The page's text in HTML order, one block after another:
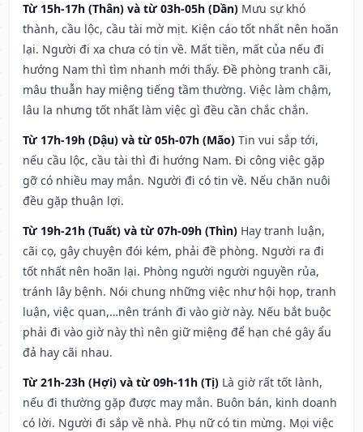
Từ 15h-17h (Thân) và từ 03h-05h (Dần) Mưu sự khó
thành, cầu lộc, cầu tài mờ mịt. Kiện cáo tốt nhất nên hoãn
lại. Người đi xa chưa có tin về. Mất tiền, mất của nếu đi
hướng Nam thì tìm nhanh mới thấy. Đề phòng tranh cãi,
mâu thuẫn hay miệng tiếng tầm thường. Việc làm chậm,
lâu la nhưng tốt nhất làm việc gì đều cần chắc chắn.
Từ 17h-19h (Dậu) và từ 05h-07h (Mão) Tin vui sắp tới,
nếu cầu lộc, cầu tài thì đi hướng Nam. Đi công việc gặp
gỡ có nhiều may mắn. Người đi có tin về. Nếu chăn nuôi
đều gặp thuận lợi.
Từ 19h-21h (Tuất) và từ 07h-09h (Thìn) Hay tranh luận,
cãi cọ, gây chuyện đói kém, phải đề phòng. Người ra đi
tốt nhất nên hoãn lại. Phòng người người nguyền rủa,
tránh lây bệnh. Nói chung những việc như hội họp, tranh
luận, việc quan,…nên tránh đi vào giờ này. Nếu bắt buộc
phải đi vào giờ này thì nên giữ miệng để hạn ché gây ẩu
đả hay cãi nhau.
Từ 21h-23h (Hợi) và từ 09h-11h (Tị) Là giờ rất tốt lành,
nếu đi thường gặp được may mắn. Buôn bán, kinh doanh
có lời. Người đi sắp về nhà. Phụ nữ có tin mừng. Mọi việc